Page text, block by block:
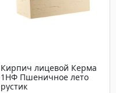
Кирпич лицевой Керма
1НФ Пшеничное лето
рустик